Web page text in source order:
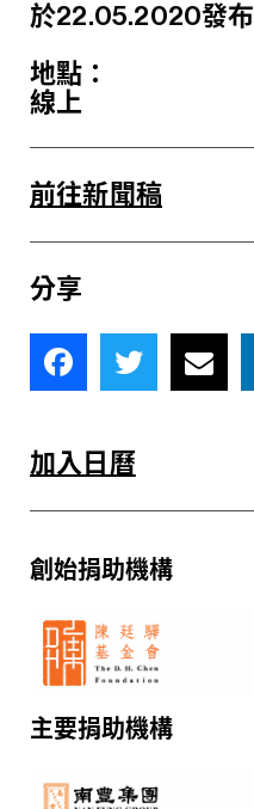
於22.05.2020發布
地點：
線上
前往新聞稿
分享
加入日曆
創始捐助機構
主要捐助機構